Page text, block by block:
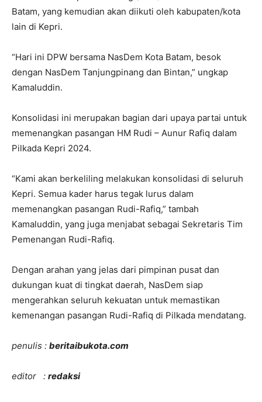
Batam, yang kemudian akan diikuti oleh kabupaten/kota
lain di Kepri.
“Hari ini DPW bersama NasDem Kota Batam, besok
dengan NasDem Tanjungpinang dan Bintan,” ungkap
Kamaluddin.
Konsolidasi ini merupakan bagian dari upaya partai untuk
memenangkan pasangan HM Rudi – Aunur Rafiq dalam
Pilkada Kepri 2024.
“Kami akan berkeliling melakukan konsolidasi di seluruh
Kepri. Semua kader harus tegak lurus dalam
memenangkan pasangan Rudi-Rafiq,” tambah
Kamaluddin, yang juga menjabat sebagai Sekretaris Tim
Pemenangan Rudi-Rafiq.
Dengan arahan yang jelas dari pimpinan pusat dan
dukungan kuat di tingkat daerah, NasDem siap
mengerahkan seluruh kekuatan untuk memastikan
kemenangan pasangan Rudi-Rafiq di Pilkada mendatang.
penulis : beritaibukota.com
editor : redaksi